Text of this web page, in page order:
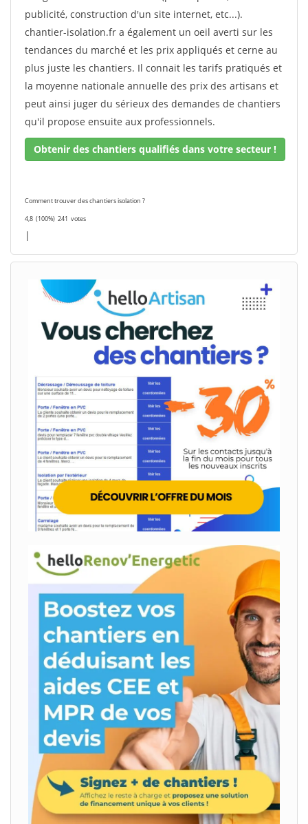
publicité, construction d'un site internet, etc...).
chantier-isolation.fr a également un oeil averti sur les
tendances du marché et les prix appliqués et cerne au
plus juste les chantiers. Il connait les tarifs pratiqués et
la moyenne nationale annuelle des prix des artisans et
peut ainsi juger du sérieux des demandes de chantiers
qu'il propose ensuite aux professionnels.
Obtenir des chantiers qualifiés dans votre secteur !
Comment trouver des chantiers isolation ?
4,8 (100%) 241 votes
|